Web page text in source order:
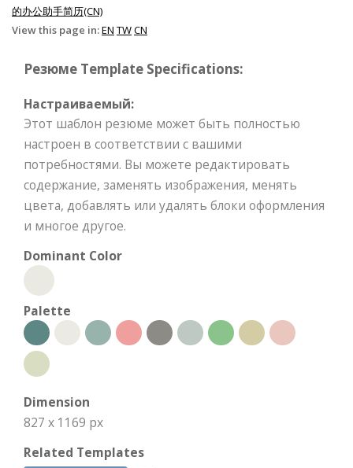
的办公助手简历(CN)
View this page in:EN TWCN
Резюме Template Specifications:
Настраиваемый:
Этот шаблон резюме может быть полностью
настроен в соответствии с вашими
потребностями. Вы можете редактировать
содержание, заменять изображения, менять
цвета, добавлять или удалять блоки оформления
и многое другое.
Dominant Color
Palette
Dimension
827 x 1169 px
Related Templates